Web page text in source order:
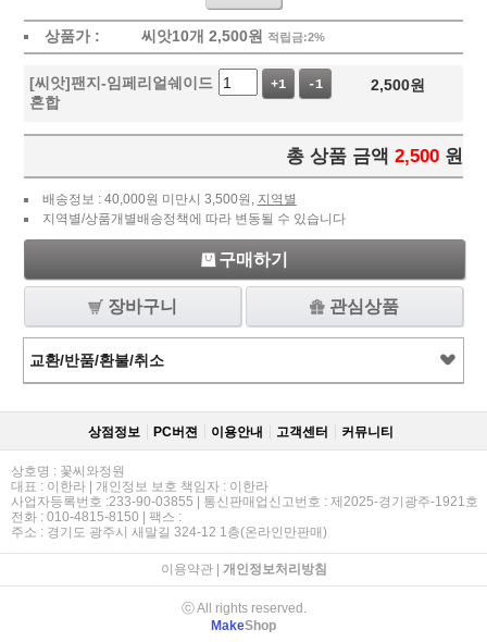
상품가 : 씨앗10개 2,500원 적립금:2%
[씨앗]팬지-임페리얼쉐이드
혼합
+1 -1 2,500원
총 상품 금액 2,500 원
배송정보 : 40,000원 미만시 3,500원, 지역별
지역별/상품개별배송정책에 따라 변동될 수 있습니다
구매하기
장바구니 관심상품
교환/반품/환불/취소
상점정보 PC버젼 이용안내 고객센터 커뮤니티
상호명 : 꽃씨와정원
대표 : 이한라 | 개인정보 보호 책임자 : 이한라
사업자등록번호 :233-90-03855 | 통신판매업신고번호 : 제2025-경기광주-1921호
전화 : 010-4815-8150 | 팩스 :
주소 : 경기도 광주시 새말길 324-12 1층(온라인만판매)
이용약관| 개인정보처리방침
ⓒ All rights reserved.
MakeShop